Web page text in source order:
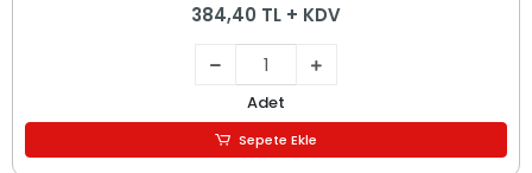
384,40 TL + KDV
Adet
Sepete Ekle